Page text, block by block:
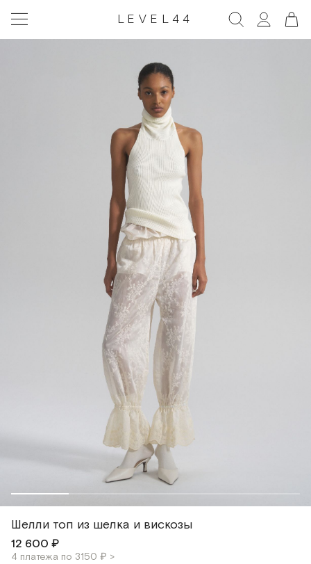
LEVEL44
Шелли топ из шелка и вискозы
12 600 ₽
4 платежа по 3150 ₽ >